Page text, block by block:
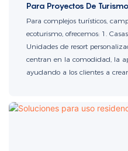
Para Proyectos De
Para complejos turísticos,
ecoturismo, ofrecemos: 1.
Unidades de resort
centran en la comodidad, la
ayudando a los clientes a